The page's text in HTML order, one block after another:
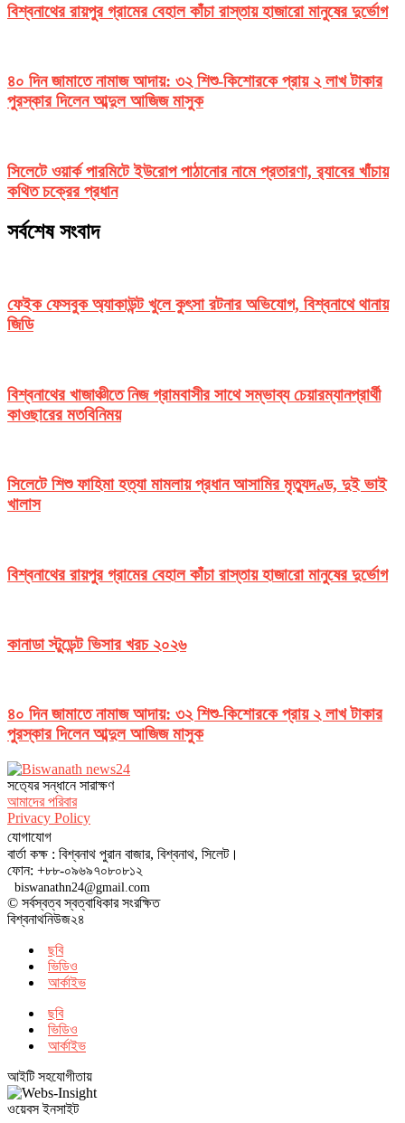
বিশ্বনাথের রায়পুর গ্রামের বেহাল কাঁচা রাস্তায় হাজারো মানুষের দুর্ভোগ
৪০ দিন জামাতে নামাজ আদায়: ৩২ শিশু-কিশোরকে প্রায় ২ লাখ টাকার
পুরস্কার দিলেন আব্দুল আজিজ মাসুক
সিলেটে ওয়ার্ক পারমিটে ইউরোপ পাঠানোর নামে প্রতারণা, র‌্যাবের খাঁচায়
কথিত চক্রের প্রধান
সর্বশেষ সংবাদ
ফেইক ফেসবুক অ্যাকাউন্ট খুলে কুৎসা রটনার অভিযোগ, বিশ্বনাথে থানায়
জিডি
বিশ্বনাথের খাজাঞ্চীতে নিজ গ্রামবাসীর সাথে সম্ভাব্য চেয়ারম্যানপ্রার্থী
কাওছারের মতবিনিময়
সিলেটে শিশু ফাহিমা হত্যা মামলায় প্রধান আসামির মৃত্যুদণ্ড, দুই ভাই
খালাস
বিশ্বনাথের রায়পুর গ্রামের বেহাল কাঁচা রাস্তায় হাজারো মানুষের দুর্ভোগ
কানাডা স্টুডেন্ট ভিসার খরচ ২০২৬
৪০ দিন জামাতে নামাজ আদায়: ৩২ শিশু-কিশোরকে প্রায় ২ লাখ টাকার
পুরস্কার দিলেন আব্দুল আজিজ মাসুক
সত‌্যের সন্ধানে সারাক্ষণ
আমাদের পরিবার
Privacy Policy
যোগাযোগ
বার্তা কক্ষ : বিশ্বনাথ পুরান বাজার, বিশ্বনাথ, সিলেট।
ফোন: +৮৮-০৯৬৯৭০৮০৮১২
biswanathn24@gmail.com
© সর্বস্বত্ব স্বত্বাধিকার সংরক্ষিত
বিশ্বনাথনিউজ২৪
ছবি
ভিডিও
আর্কাইভ
ছবি
ভিডিও
আর্কাইভ
আইটি সহযোগীতায়
ওয়েবস ইনসাইট